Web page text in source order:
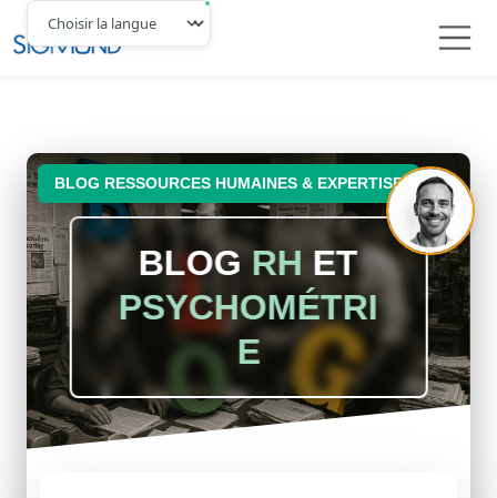
Navbar
BLOG RESSOURCES HUMAINES & EXPERTISE
BLOG RH ET
PSYCHOMÉTRI
E